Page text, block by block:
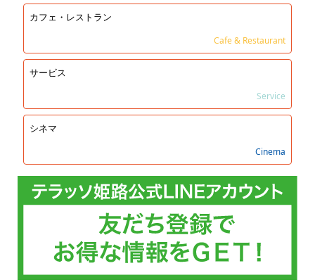
カフェ・レストラン
Cafe & Restaurant
サービス
Service
シネマ
Cinema